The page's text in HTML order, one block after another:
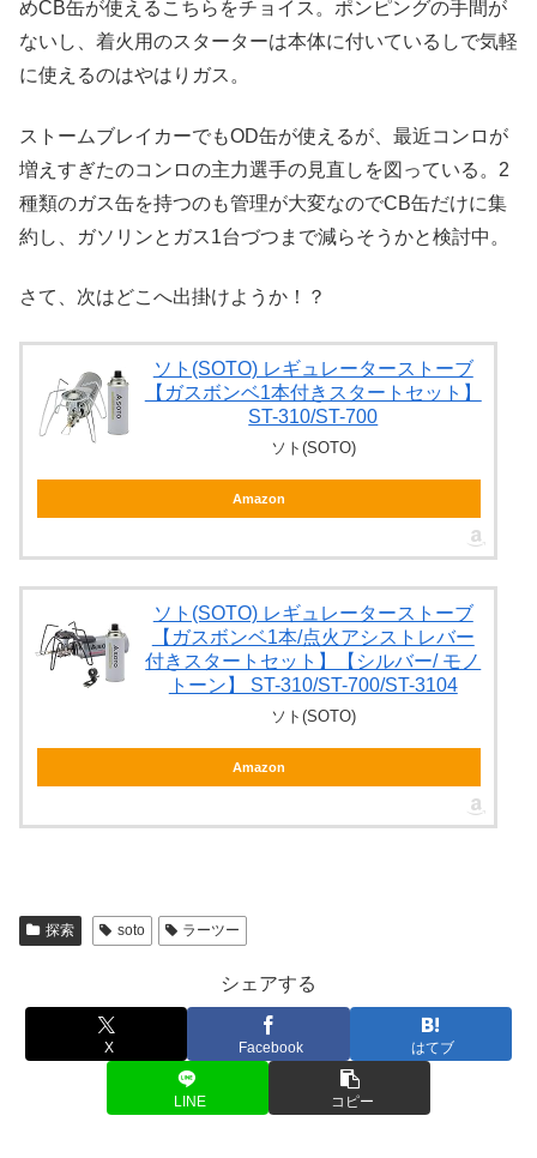
めCB缶が使えるこちらをチョイス。ポンピングの手間が
ないし、着火用のスターターは本体に付いているしで気軽
に使えるのはやはりガス。
ストームブレイカーでもOD缶が使えるが、最近コンロが
増えすぎたのコンロの主力選手の見直しを図っている。2
種類のガス缶を持つのも管理が大変なのでCB缶だけに集
約し、ガソリンとガス1台づつまで減らそうかと検討中。
さて、次はどこへ出掛けようか！？
ソト(SOTO) レギュレーターストーブ
【ガスボンベ1本付きスタートセット】
ST-310/ST-700
ソト(SOTO)
Amazon
ソト(SOTO) レギュレーターストーブ
【ガスボンベ1本/点火アシストレバー
付きスタートセット】【シルバー/ モノ
トーン】 ST-310/ST-700/ST-3104
ソト(SOTO)
Amazon
探索 soto ラーツー
シェアする
X Facebook はてブ
LINE コピー